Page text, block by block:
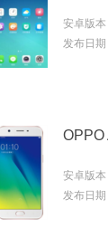
安卓版本
发布日期
安卓版本
发布日期